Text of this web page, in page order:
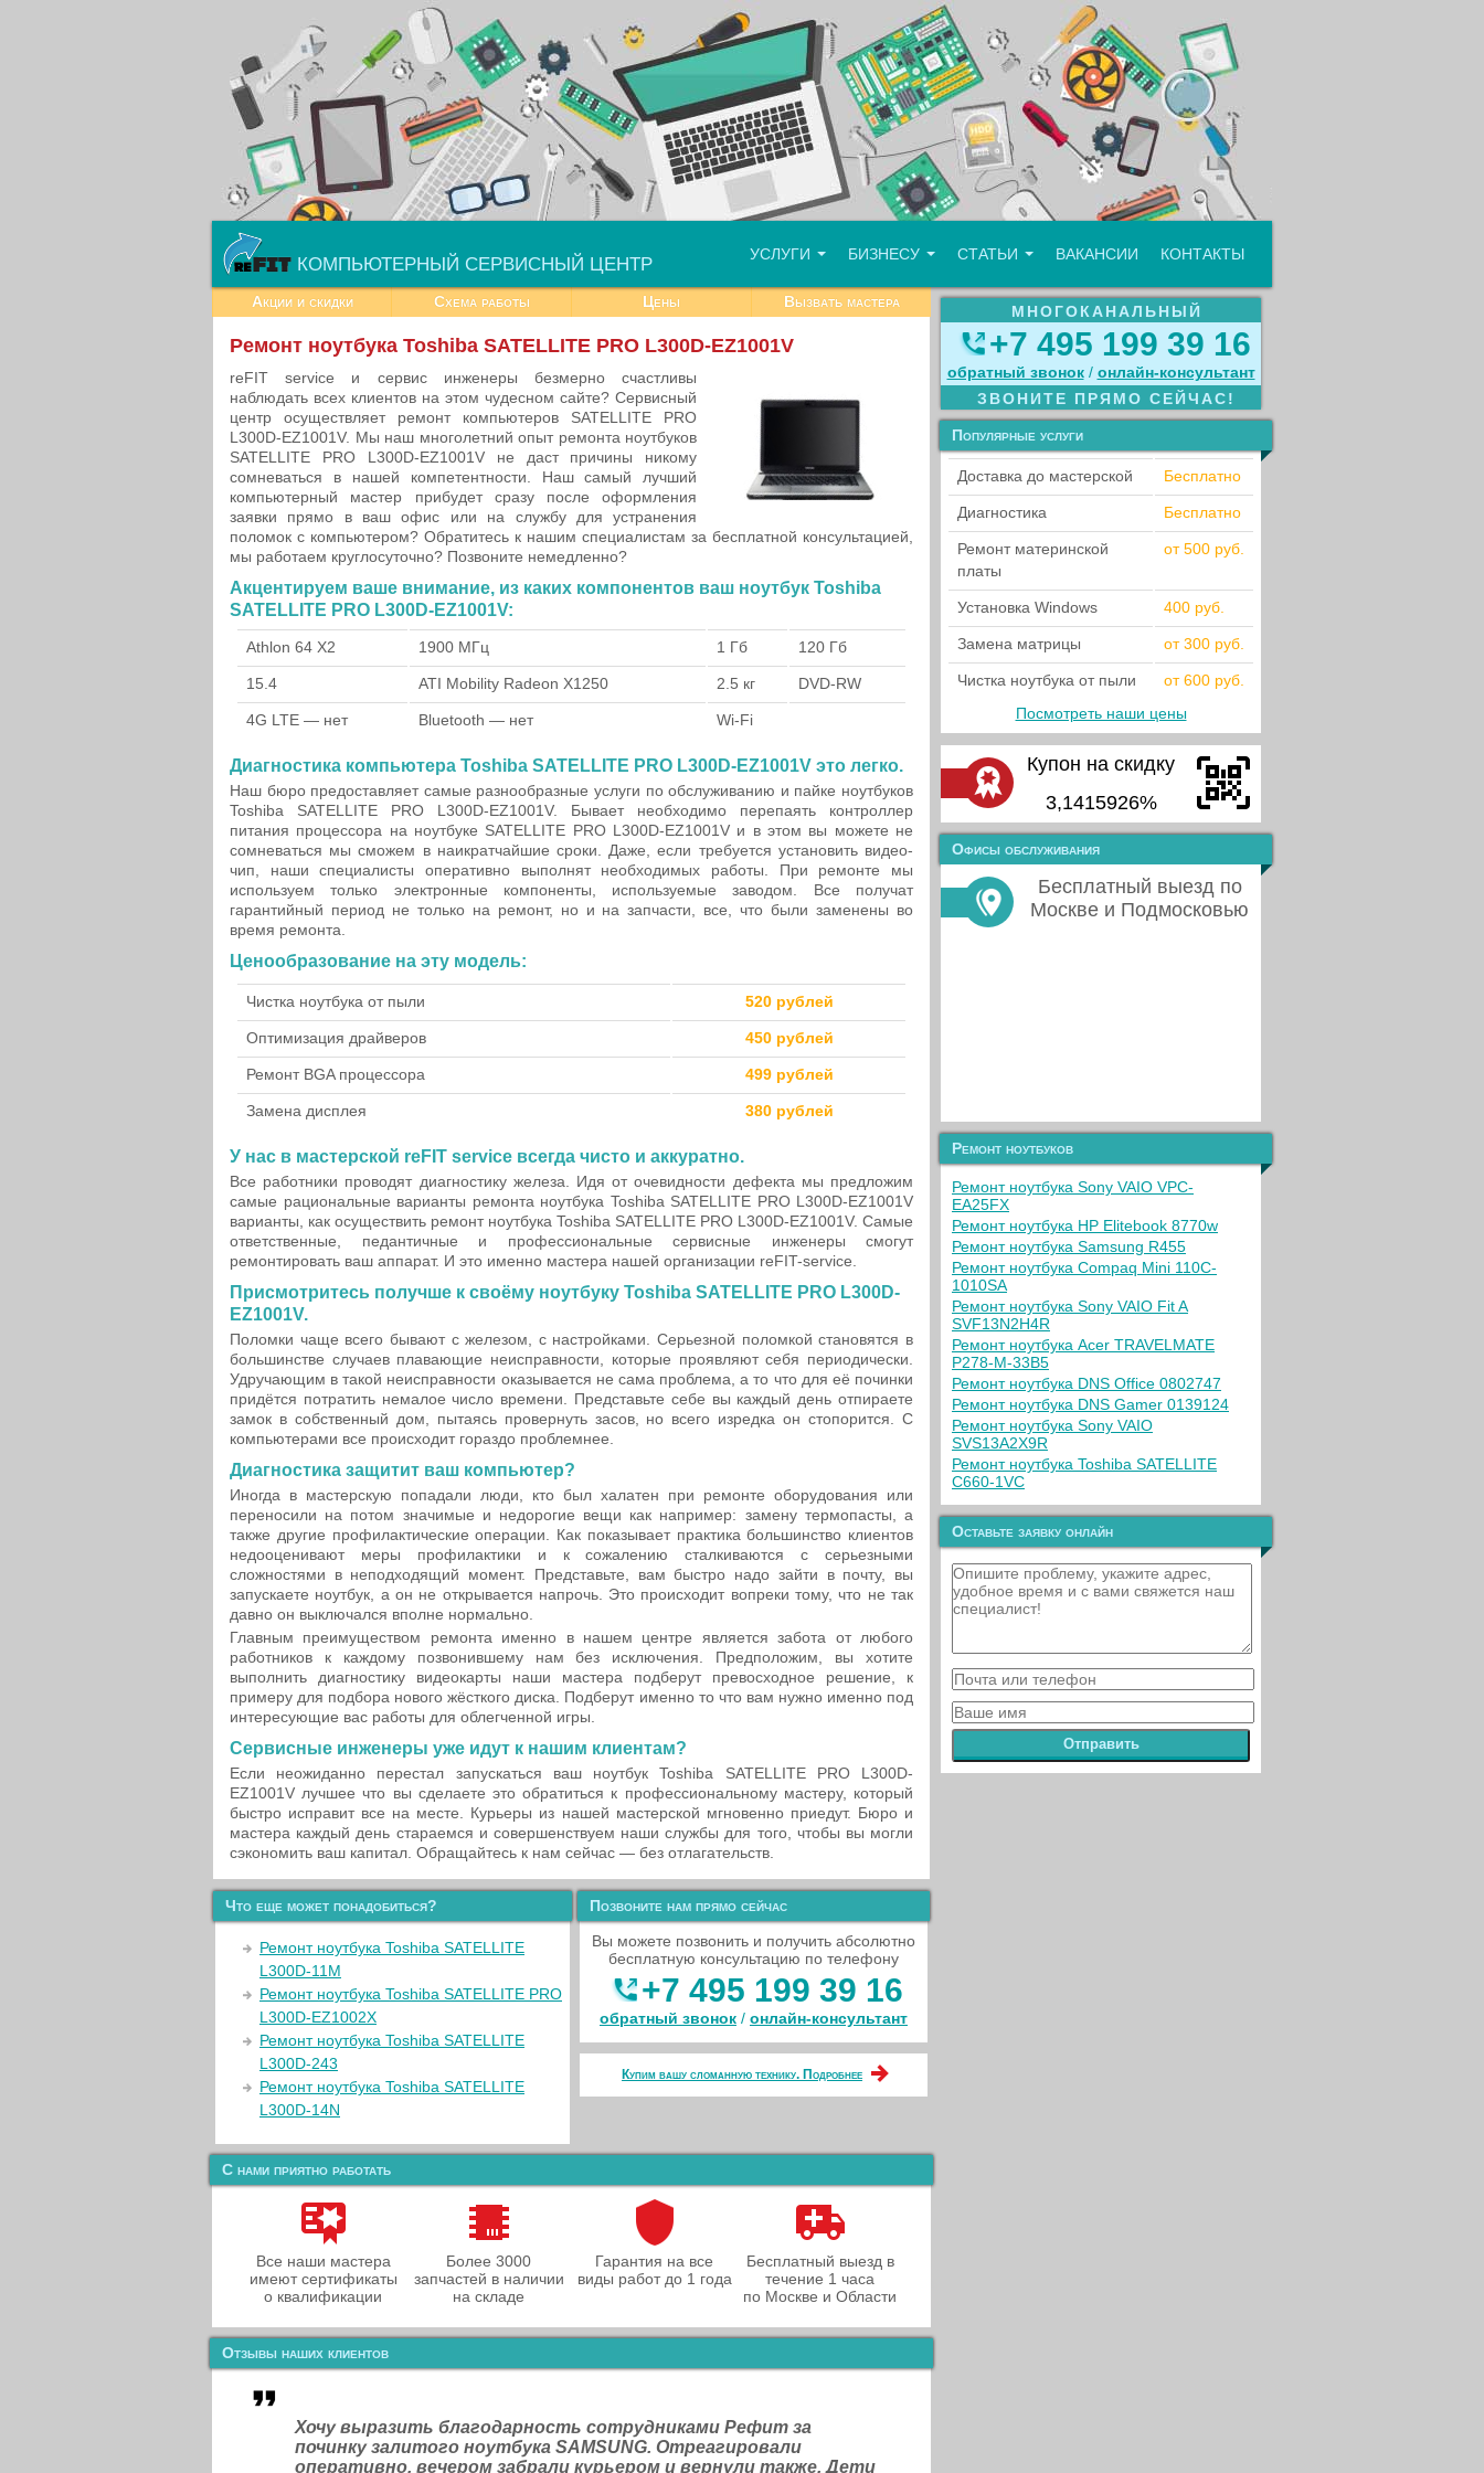
КОМПЬЮТЕРНЫЙ СЕРВИСНЫЙ ЦЕНТР УСЛУГИ БИЗНЕСУ СТАТЬИ ВАКАНСИИ КОНТАКТЫ
Акции и скидки Схема работы Цены Вызвать мастера
Ремонт ноутбука Toshiba SATELLITE PRO L300D-EZ1001V
reFIT service и сервис инженеры безмерно счастливы
наблюдать всех клиентов на этом чудесном сайте? Сервисный
центр осуществляет ремонт компьютеров SATELLITE PRO
L300D-EZ1001V. Мы наш многолетний опыт ремонта ноутбуков
SATELLITE PRO L300D-EZ1001V не даст причины никому
сомневаться в нашей компетентности. Наш самый лучший
компьютерный мастер прибудет сразу после оформления
заявки прямо в ваш офис или на службу для устранения
поломок с компьютером? Обратитесь к нашим специалистам за бесплатной консультацией,
мы работаем круглосуточно? Позвоните немедленно?
Акцентируем ваше внимание, из каких компонентов ваш ноутбук Toshiba
SATELLITE PRO L300D-EZ1001V:
Athlon 64 X2 1900 МГц 1 Гб 120 Гб
15.4 ATI Mobility Radeon X1250 2.5 кг DVD-RW
4G LTE — нет Bluetooth — нет Wi-Fi
Диагностика компьютера Toshiba SATELLITE PRO L300D-EZ1001V это легко.
Наш бюро предоставляет самые разнообразные услуги по обслуживанию и пайке ноутбуков
Toshiba SATELLITE PRO L300D-EZ1001V. Бывает необходимо перепаять контроллер
питания процессора на ноутбуке SATELLITE PRO L300D-EZ1001V и в этом вы можете не
сомневаться мы сможем в наикратчайшие сроки. Даже, если требуется установить видео-
чип, наши специалисты оперативно выполнят необходимых работы. При ремонте мы
используем только электронные компоненты, используемые заводом. Все получат
гарантийный период не только на ремонт, но и на запчасти, все, что были заменены во
время ремонта.
Ценообразование на эту модель:
Чистка ноутбука от пыли 520 рублей
Оптимизация драйверов 450 рублей
Ремонт BGA процессора 499 рублей
Замена дисплея 380 рублей
У нас в мастерской reFIT service всегда чисто и аккуратно.
Все работники проводят диагностику железа. Идя от очевидности дефекта мы предложим
самые рациональные варианты ремонта ноутбука Toshiba SATELLITE PRO L300D-EZ1001V
варианты, как осуществить ремонт ноутбука Toshiba SATELLITE PRO L300D-EZ1001V. Самые
ответственные, педантичные и профессиональные сервисные инженеры смогут
ремонтировать ваш аппарат. И это именно мастера нашей организации reFIT-service.
Присмотритесь получше к своёму ноутбуку Toshiba SATELLITE PRO L300D-
EZ1001V.
Поломки чаще всего бывают с железом, с настройками. Серьезной поломкой становятся в
большинстве случаев плавающие неисправности, которые проявляют себя периодически.
Удручающим в такой неисправности оказывается не сама проблема, а то что для её починки
придётся потратить немалое число времени. Представьте себе вы каждый день отпираете
замок в собственный дом, пытаясь провернуть засов, но всего изредка он стопорится. С
компьютерами все происходит гораздо проблемнее.
Диагностика защитит ваш компьютер?
Иногда в мастерскую попадали люди, кто был халатен при ремонте оборудования или
переносили на потом значимые и недорогие вещи как например: замену термопасты, а
также другие профилактические операции. Как показывает практика большинство клиентов
недооценивают меры профилактики и к сожалению сталкиваются с серьезными
сложностями в неподходящий момент. Представьте, вам быстро надо зайти в почту, вы
запускаете ноутбук, а он не открывается напрочь. Это происходит вопреки тому, что не так
давно он выключался вполне нормально.
Главным преимуществом ремонта именно в нашем центре является забота от любого
работников к каждому позвонившему нам без исключения. Предположим, вы хотите
выполнить диагностику видеокарты наши мастера подберут превосходное решение, к
примеру для подбора нового жёсткого диска. Подберут именно то что вам нужно именно под
интересующие вас работы для облегченной игры.
Сервисные инженеры уже идут к нашим клиентам?
Если неожиданно перестал запускаться ваш ноутбук Toshiba SATELLITE PRO L300D-
EZ1001V лучшее что вы сделаете это обратиться к профессиональному мастеру, который
быстро исправит все на месте. Курьеры из нашей мастерской мгновенно приедут. Бюро и
мастера каждый день стараемся и совершенствуем наши службы для того, чтобы вы могли
сэкономить ваш капитал. Обращайтесь к нам сейчас — без отлагательств.
Что еще может понадобиться?
Ремонт ноутбука Toshiba SATELLITE
L300D-11M
Ремонт ноутбука Toshiba SATELLITE PRO
L300D-EZ1002X
Ремонт ноутбука Toshiba SATELLITE
L300D-243
Ремонт ноутбука Toshiba SATELLITE
L300D-14N
Позвоните нам прямо сейчас
Вы можете позвонить и получить абсолютно
бесплатную консультацию по телефону
+7 495 199 39 16
обратный звонок / онлайн‑консультант
Купим вашу сломанную технику. Подробнее
С нами приятно работать
Все наши мастера
имеют сертификаты
о квалификации
Более 3000
запчастей в наличии
на складе
Гарантия на все
виды работ до 1 года
Бесплатный выезд в
течение 1 часа
по Москве и Области
Отзывы наших клиентов
Хочу выразить благодарность сотрудниками Рефит за
починку залитого ноутбука SAMSUNG. Отреагировали
оперативно, вечером забрали курьером и вернули также. Дети
МНОГОКАНАЛЬНЫЙ
+7 495 199 39 16
обратный звонок / онлайн‑консультант
ЗВОНИТЕ ПРЯМО СЕЙЧАС!
Популярные услуги
Доставка до мастерской Бесплатно
Диагностика Бесплатно
Ремонт материнской
платы
от 500 руб.
Установка Windows 400 руб.
Замена матрицы от 300 руб.
Чистка ноутбука от пыли
от 600 руб.
Посмотреть наши цены
Купон на скидку
3,1415926%
Офисы обслуживания
Бесплатный выезд по
Москве и Подмосковью
Ремонт ноутбуков
Ремонт ноутбука Sony VAIO VPC-
EA25FX
Ремонт ноутбука HP Elitebook 8770w
Ремонт ноутбука Samsung R455
Ремонт ноутбука Compaq Mini 110C-
1010SA
Ремонт ноутбука Sony VAIO Fit A
SVF13N2H4R
Ремонт ноутбука Acer TRAVELMATE
P278-M-33B5
Ремонт ноутбука DNS Office 0802747
Ремонт ноутбука DNS Gamer 0139124
Ремонт ноутбука Sony VAIO
SVS13A2X9R
Ремонт ноутбука Toshiba SATELLITE
C660-1VC
Оставьте заявку онлайн
Отправить